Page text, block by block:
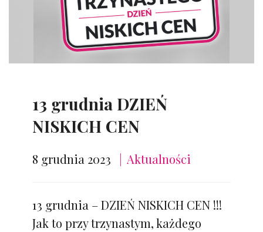
13 grudnia DZIEŃ
NISKICH CEN
8 grudnia 2023 Aktualności
13 grudnia – DZIEŃ NISKICH CEN !!!
Jak to przy trzynastym, każdego